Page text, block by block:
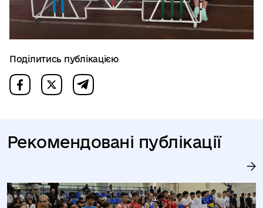
Поділитись публікацією
Рекомендовані публікації